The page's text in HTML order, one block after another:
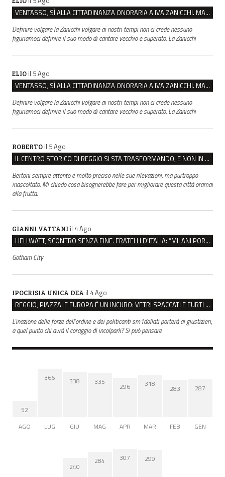
VENTASSO, SÌ ALLA CITTADINANZA ONORARIA A IVA ZANICCHI. MA BARGIACCHI: “È DI PESSIMO GUSTO”
Definire volgare la Zanicchi volgare ai nostri tempi non ci crede nessuno
figuriamoci definire il suo modo di cantare vecchio e superato. La Zanicchi
ELIO il 5 Ago
VENTASSO, SÌ ALLA CITTADINANZA ONORARIA A IVA ZANICCHI. MA BARGIACCHI: “È DI PESSIMO GUSTO”
Definire volgare la Zanicchi volgare ai nostri tempi non ci crede nessuno
figuriamoci definire il suo modo di cantare vecchio e superato. La Zanicchi
ROBERTO il 5 Ago
IL CENTRO STORICO DI REGGIO SI STA TRASFORMANDO, E NON IN MEGLIO
Bertoni sempre attento e molto preciso nelle sue rilevazioni, ma purtroppo
inascoltato. Mi chiedo cosa bisognerebbe fare per migliorare questa città oramai
alla frutta.
GIANNI VATTANI il 4 Ago
HELLWATT, SCONTRO SENZA FINE. FRATELLI D’ITALIA: “MILANI PORTA DOCUMENTI, DE FRANCO INSULTI”
Gotham City
IPOCRISIA UNICA DEA il 4 Ago
REGGIO, PIAZZALE EUROPA È UN INCUBO: VETRI SPACCATI E FURTI SULLE AUTO IN SOSTA
L'inazione delle forze dell'ordine e dei politicanti sm1dollati porterà ai giustizieri,
a quel punto chi avrà il coraggio di incolparli? Si può pensare
52
AGO
366
LUG
338
GIU
335
MAG
296
APR
318
MAR
283
FEB
287
GEN
240
284 307 299